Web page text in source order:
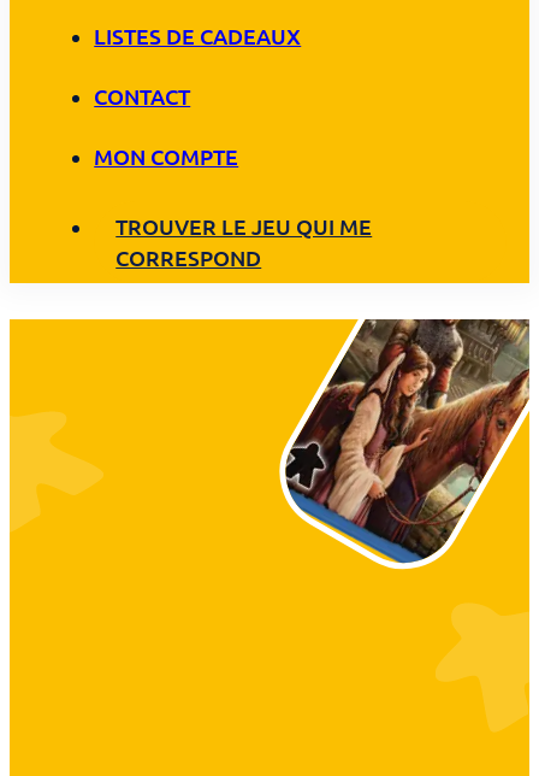
LISTES DE CADEAUX
CONTACT
MON COMPTE
TROUVER LE JEU QUI ME
CORRESPOND